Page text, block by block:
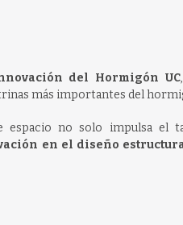
del Hormigón UC
más importantes del
espacio no solo impulsa el
en el diseño